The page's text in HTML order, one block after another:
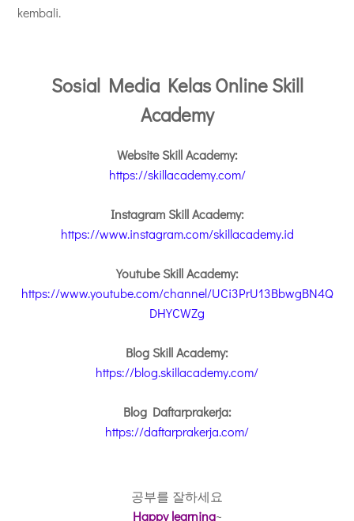
kembali.
Sosial Media Kelas Online Skill
Academy
Website Skill Academy:
https://skillacademy.com/
Instagram Skill Academy:
https://www.instagram.com/skillacademy.id
Youtube Skill Academy:
https://www.youtube.com/channel/UCi3PrU13BbwgBN4Q
DHYCWZg
Blog Skill Academy:
https://blog.skillacademy.com/
Blog Daftarprakerja:
https://daftarprakerja.com/
공부를 잘하세요
Happy learning~